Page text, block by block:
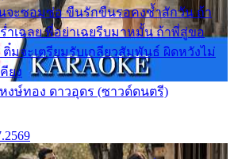
จะซอมซ่อ ขืนรักขืนรอคงช้ำสักวัน ถ้า
ำเฉลย พี่อย่าเฉยรีบมาหมั้น ถ้าพี่สู่ขอ
มจะเตรียมรับเกลียวสัมพันธ์ ผิดหวังไม่
ยง
งษ์ทอง ดาวอุดร (ซาวด์ดนตรี)